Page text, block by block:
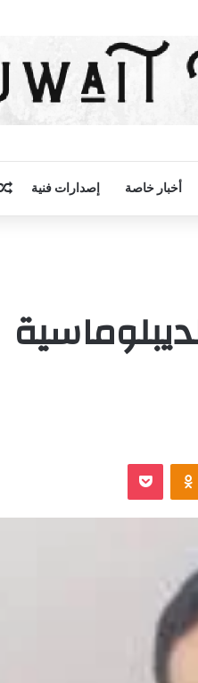
أخبار خاصة إصدارات فنية
Odnoklassniki
‫Pocket